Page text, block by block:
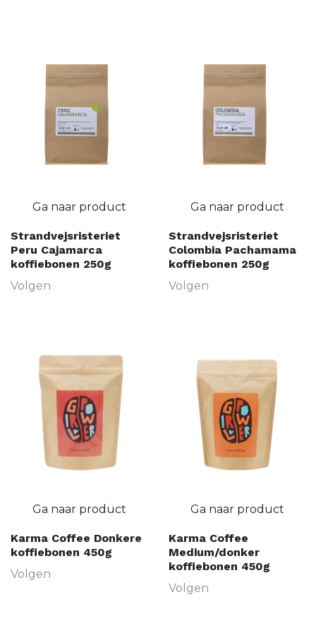
Ga naar product
Strandvejsristeriet
Peru Cajamarca
koffiebonen 250g
Volgen
Ga naar product
Strandvejsristeriet
Colombia Pachamama
koffiebonen 250g
Volgen
Ga naar product
Karma Coffee Donkere
koffiebonen 450g
Volgen
Ga naar product
Karma Coffee
Medium/donker
koffiebonen 450g
Volgen